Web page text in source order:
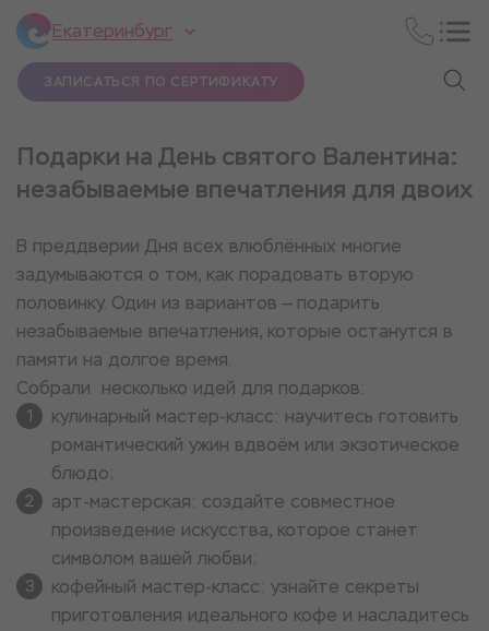
Екатеринбург
ЗАПИСАТЬСЯ ПО СЕРТИФИКАТУ
Подарки на День святого Валентина:
незабываемые впечатления для двоих
В преддверии Дня всех влюблённых многие
задумываются о том, как порадовать вторую
половинку. Один из вариантов — подарить
незабываемые впечатления, которые останутся в
памяти на долгое время.
Собрали несколько идей для подарков:
кулинарный мастер-класс: научитесь готовить
романтический ужин вдвоём или экзотическое
блюдо;
арт-мастерская: создайте совместное
произведение искусства, которое станет
символом вашей любви;
кофейный мастер-класс: узнайте секреты
приготовления идеального кофе и насладитесь